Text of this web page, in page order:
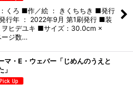
くろ ■作／絵 ： きくちちき ■発行
行年 ： 2022年9月 第1刷発行 ■装
ヲヒデユキ ■サイズ：30.0cm ×
ジ数…
マ・E・ウェバー「じめんのうえと
」